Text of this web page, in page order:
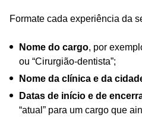
Formate cada experiência da
Nome do cargo, por
ou “Cirurgião-dentista”;
Nome da clínica e da
Datas de início e de
“atual” para um cargo que